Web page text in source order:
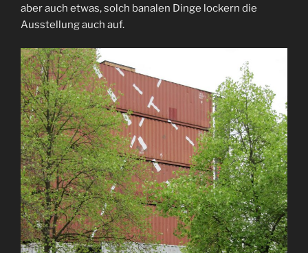
aber auch etwas, solch banalen Dinge lockern die
Ausstellung auch auf.